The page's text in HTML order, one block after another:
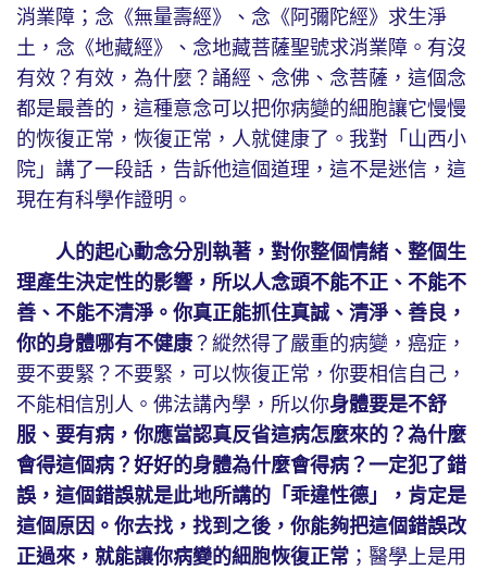
消業障；念《無量壽經》、念《阿彌陀經》求生淨
土，念《地藏經》、念地藏菩薩聖號求消業障。有沒
有效？有效，為什麼？誦經、念佛、念菩薩，這個念
都是最善的，這種意念可以把你病變的細胞讓它慢慢
的恢復正常，恢復正常，人就健康了。我對「山西小
院」講了一段話，告訴他這個道理，這不是迷信，這
現在有科學作證明。
人的起心動念分別執著，對你整個情緒、整個生
理產生決定性的影響，所以人念頭不能不正、不能不
善、不能不清淨。你真正能抓住真誠、清淨、善良，
你的身體哪有不健康 ？縱然得了嚴重的病變，癌症，
要不要緊？不要緊，可以恢復正常，你要相信自己，
不能相信別人。佛法講內學，所以你身體要是不舒
服、要有病，你應當認真反省這病怎麼來的？為什麼
會得這個病？好好的身體為什麼會得病？一定犯了錯
誤，這個錯誤就是此地所講的「乖違性德」，肯定是
這個原因。你去找，找到之後，你能夠把這個錯誤改
正過來，就能讓你病變的細胞恢復正常 ；醫學上是用